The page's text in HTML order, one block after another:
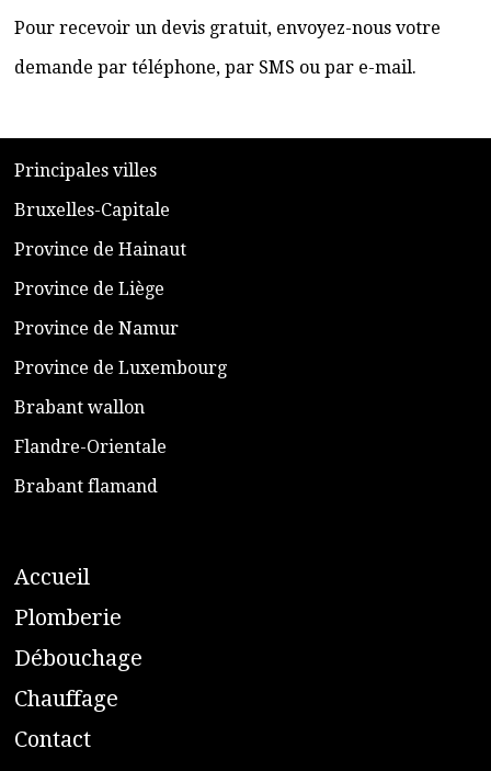
Pour recevoir un devis gratuit, envoyez-nous votre
demande par téléphone, par SMS ou par e-mail.
​Principales villes
​Bruxelles-Capitale
​Province de Hainaut
Province de Liège
​Province de Namur
​Province de Luxembourg
​Brabant wallon
​Flandre-Orientale
​Brabant flamand
Accueil
​Plomberie
Débouchage
Chauffage
Contact